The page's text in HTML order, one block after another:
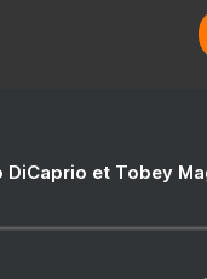
DiCaprio et Tobey